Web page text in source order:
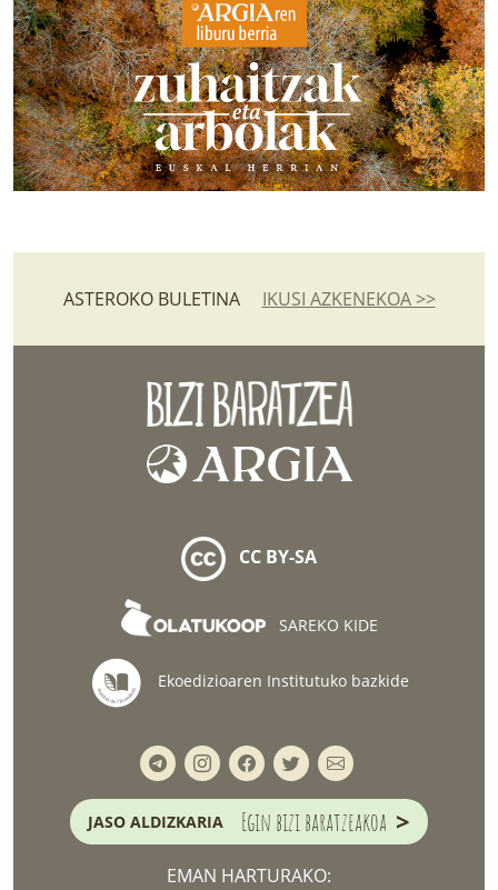
ASTEROKO BULETINA IKUSI AZKENEKOA >>
CC BY-SA
SAREKO KIDE
Ekoedizioaren Institutuko bazkide
JASO ALDIZKARIA Egin bizi baratzeakoa >
EMAN HARTURAKO: